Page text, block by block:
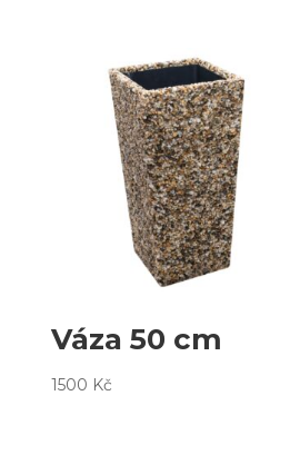
Váza 50 cm
1500 Kč